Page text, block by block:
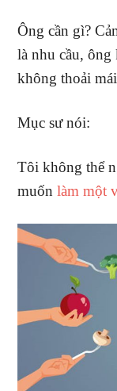
Ông cần gì?
là nhu cầu,
không thoải
Mục sư nói:
Tôi không thể
muốnlàm một